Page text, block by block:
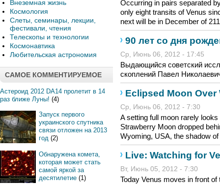
Внеземная жизнь
Космология
Слеты, семинары, лекции,
фестивали, чтения
Телескопы и технологии
Космонавтика
Любительская астрономия
САМОЕ КОММЕНТИРУЕМОЕ
Астероид 2012 DA14 пролетит в 14
раз ближе Луны! (4)
Запуск первого
украинского спутника
связи отложен на 2013
год (2)
Обнаружена комета,
которая может стать
самой яркой за
десятилетие (1)
Occurring in pairs separated
only eight transits of Venus
next will be in December of
90 лет со дня
Ср, Июнь 06, 2012 - 17:45
Выдающийся советский
скоплений Павел
Eclipsed Moon Over
Ср, Июнь 06, 2012 - 7:30
A setting full moon rarely
Strawberry Moon dropped
Wyoming, USA, the shadow
Live: Watching for
Вт, Июнь 05, 2012 - 7:30
Today Venus moves in front